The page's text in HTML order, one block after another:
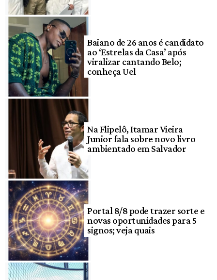
Baiano de 26 anos é candidato
ao ‘Estrelas da Casa’ após
viralizar cantando Belo;
conheça Uel
Na Flipelô, Itamar Vieira
Junior fala sobre novo livro
ambientado em Salvador
Portal 8/8 pode trazer sorte e
novas oportunidades para 5
signos; veja quais